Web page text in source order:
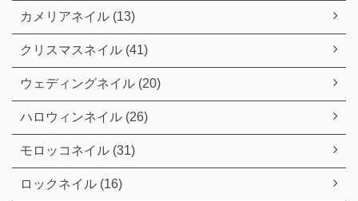
カメリアネイル (13)
クリスマスネイル (41)
ウェディングネイル (20)
ハロウィンネイル (26)
モロッコネイル (31)
ロックネイル (16)